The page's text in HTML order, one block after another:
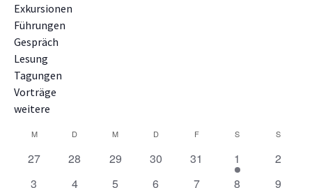
Exkursionen
Führungen
Gespräch
Lesung
Tagungen
Vorträge
weitere
Kalender
von
MMONTAG D DIENSTAGM MITTWOCH
DDONNERSTAG
FFREITAG S SAMSTAGS
0
27
0
28
0
29
0
30
0
Veranstaltungen
31
1
Veranstaltung
1
0
2
0
3
0
4
0
5
0
6
0
7
0
8
0
9